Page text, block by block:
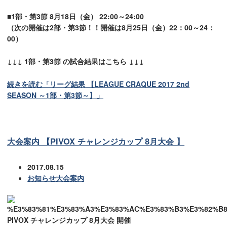
■1部・第3節 8月18日（金） 22:00～24:00
（次の開催は2部・第3節！！開催は8月25日（金）22：00～24：
00）
↓↓↓ 1部・第3節 の試合結果はこちら ↓↓↓
続きを読む「リーグ結果 【LEAGUE CRAQUE 2017 2nd
SEASON ～1部・第3節～】」
大会案内 【PIVOX チャレンジカップ 8月大会 】
2017.08.15
お知らせ大会案内
PIVOX チャレンジカップ 8月大会 開催